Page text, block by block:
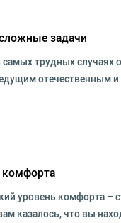
задачи
трудных случаях
отечественным
уровень комфорта –
казалось, что вы